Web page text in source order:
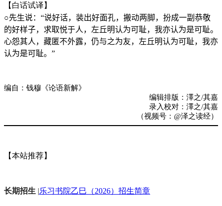
【白话试译】
○先生说：“说好话，装出好面孔，搬动两脚，扮成一副恭敬
的好样子，求取悦于人，左丘明认为可耻，我亦认为是可耻。
心怨其人，藏匿不外露，仍与之为友，左丘明认为可耻，我亦
认为是可耻。”
编自：钱穆《论语新解》
编辑排版：澤之/其嘉
录入校对：澤之/其嘉
（视频号：@泽之读经）
【本站推荐】
长期招生 |乐习书院乙巳（2026）招生简章